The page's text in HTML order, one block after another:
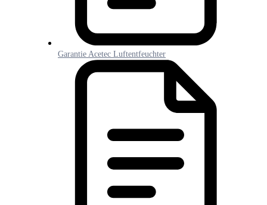
Garantie Acetec Luftentfeuchter